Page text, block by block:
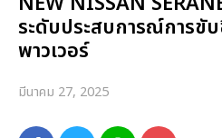
ระดับประสบการณ์การขั
พาวเวอร์
มีนาคม 27, 2025